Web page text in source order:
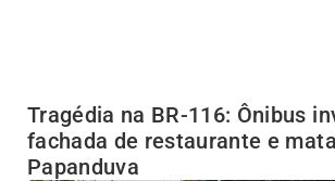
Tragédia na BR-116: Ônibus
fachada de restaurante e
Papanduva